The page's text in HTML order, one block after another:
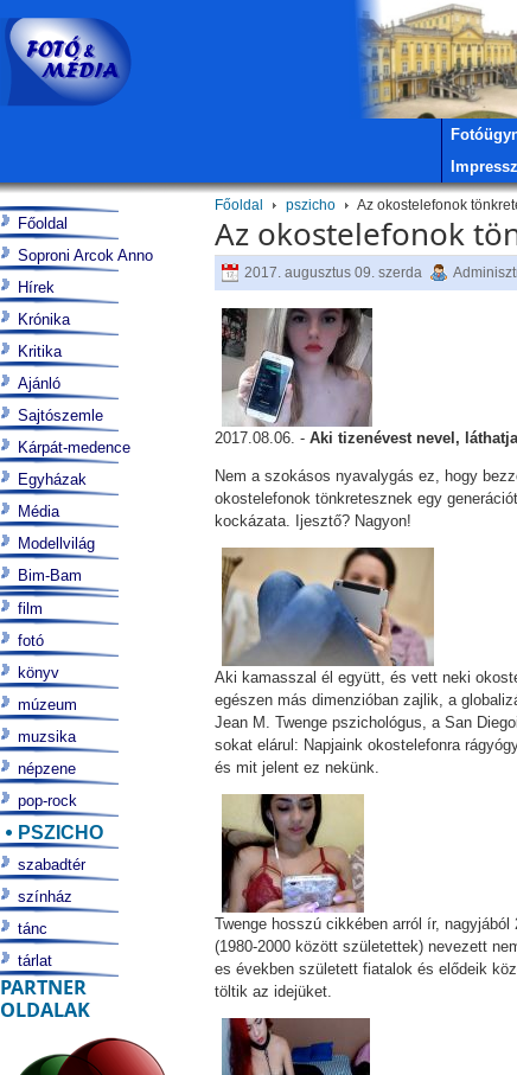
Főoldal pszicho Az okostelefonok
Az okostelefonok
2017. augusztus 09. szerda
2017.08.06. -Aki tizenévest nevel,
Nem a szokásos nyavalygás ez, hogy
okostelefonok tönkretesznek egy
kockázata. Ijesztő? Nagyon!
Aki kamasszal él együtt, és vett neki
egészen más dimenzióban zajlik, a
Jean M. Twenge pszichológus, a San
sokat elárul: Napjaink okostelefonra
és mit jelent ez nekünk.
Twenge hosszú cikkében arról ír,
(1980-2000 között születettek) nevezett
es években született fiatalok és elődeik
töltik az idejüket.
Főoldal
Soproni Arcok Anno
Hírek
Krónika
Kritika
Ajánló
Sajtószemle
Kárpát-medence
Egyházak
Média
Modellvilág
Bim-Bam
film
fotó
könyv
múzeum
muzsika
népzene
pop-rock
PSZICHO
szabadtér
színház
tánc
tárlat
PARTNER
OLDALAK